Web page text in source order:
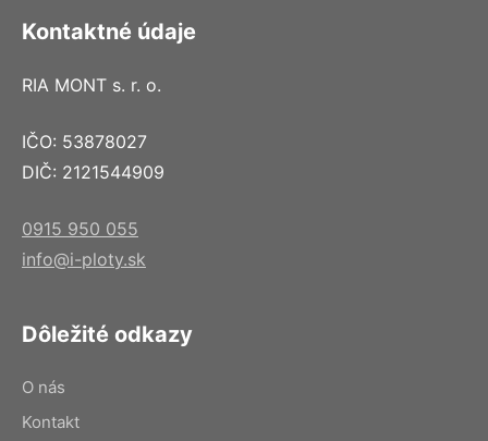
Kontaktné údaje
RIA MONT s. r. o.
IČO: 53878027
DIČ: 2121544909
0915 950 055
info@i-ploty.sk
Dôležité odkazy
O nás
Kontakt